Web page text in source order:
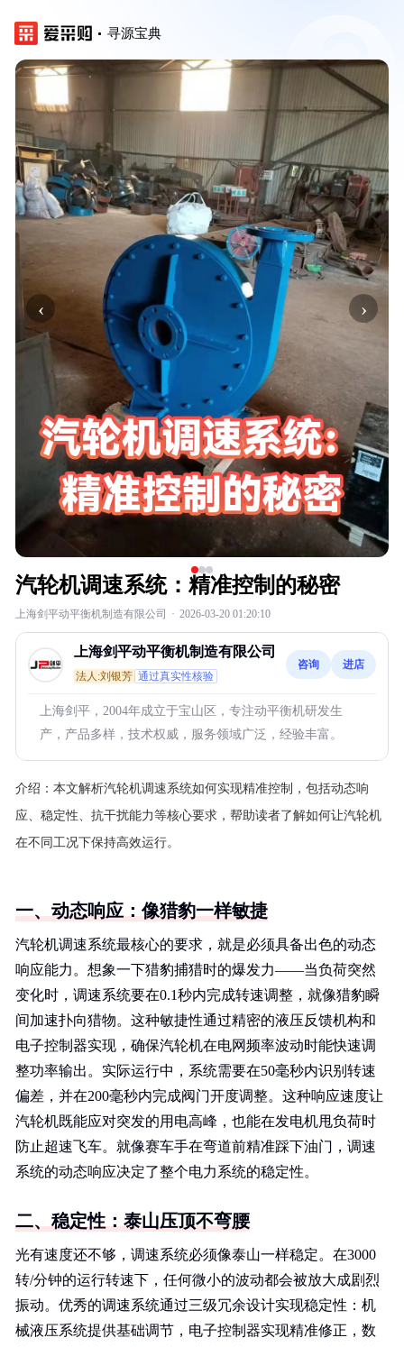
寻源宝典
‹ ›
汽轮机调速系统：精准控制的秘密
上海剑平动平衡机制造有限公司 · 2026-03-20 01:20:10
上海剑平动平衡机制造有限公司
法人:刘银芳 通过真实性核验
咨询 进店
上海剑平，2004年成立于宝山区，专注动平衡机研发生
产，产品多样，技术权威，服务领域广泛，经验丰富。
介绍： 本文解析汽轮机调速系统如何实现精准控制，包括动态响
应、稳定性、抗干扰能力等核心要求，帮助读者了解如何让汽轮机
在不同工况下保持高效运行。
一、动态响应：像猎豹一样敏捷
汽轮机调速系统最核心的要求，就是必须具备出色的动态
响应能力。想象一下猎豹捕猎时的爆发力——当负荷突然
变化时，调速系统要在0.1秒内完成转速调整，就像猎豹瞬
间加速扑向猎物。这种敏捷性通过精密的液压反馈机构和
电子控制器实现，确保汽轮机在电网频率波动时能快速调
整功率输出。实际运行中，系统需要在50毫秒内识别转速
偏差，并在200毫秒内完成阀门开度调整。这种响应速度让
汽轮机既能应对突发的用电高峰，也能在发电机甩负荷时
防止超速飞车。就像赛车手在弯道前精准踩下油门，调速
系统的动态响应决定了整个电力系统的稳定性。
二、稳定性：泰山压顶不弯腰
光有速度还不够，调速系统必须像泰山一样稳定。在3000
转/分钟的运行转速下，任何微小的波动都会被放大成剧烈
振动。优秀的调速系统通过三级冗余设计实现稳定性：机
械液压系统提供基础调节，电子控制器实现精准修正，数